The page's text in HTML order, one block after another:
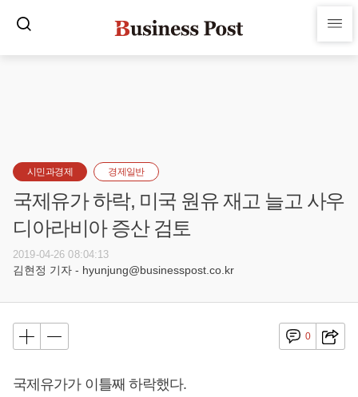
시민과경제 경제일반
국제유가 하락, 미국 원유 재고 늘고 사우
디아라비아 증산 검토
2019-04-26 08:04:13
김현정 기자 - hyunjung@businesspost.co.kr
0
국제유가가 이틀째 하락했다.